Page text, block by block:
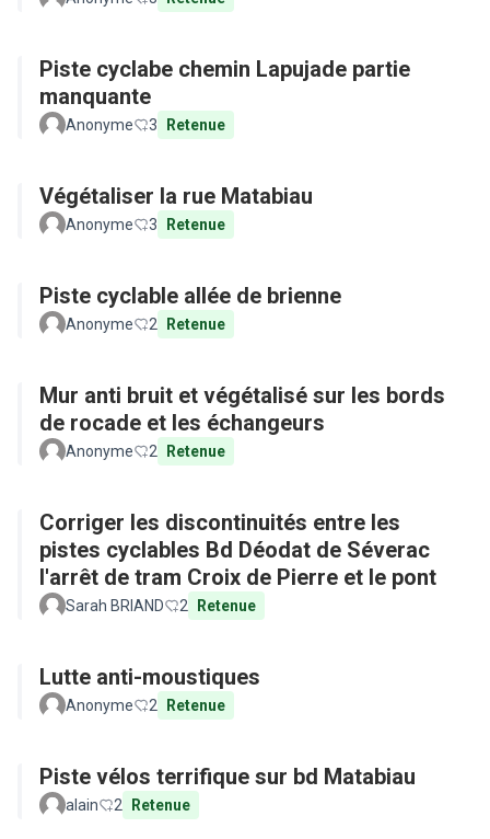
Piste cyclabe chemin Lapujade partie
manquante
Anonyme 3 Retenue
Végétaliser la rue Matabiau
Anonyme 3 Retenue
Piste cyclable allée de brienne
Anonyme 2 Retenue
Mur anti bruit et végétalisé sur les bords
de rocade et les échangeurs
Anonyme 2 Retenue
Corriger les discontinuités entre les
pistes cyclables Bd Déodat de Séverac
l'arrêt de tram Croix de Pierre et le pont
Sarah BRIAND 2 Retenue
Lutte anti-moustiques
Anonyme 2 Retenue
Piste vélos terrifique sur bd Matabiau
alain 2 Retenue